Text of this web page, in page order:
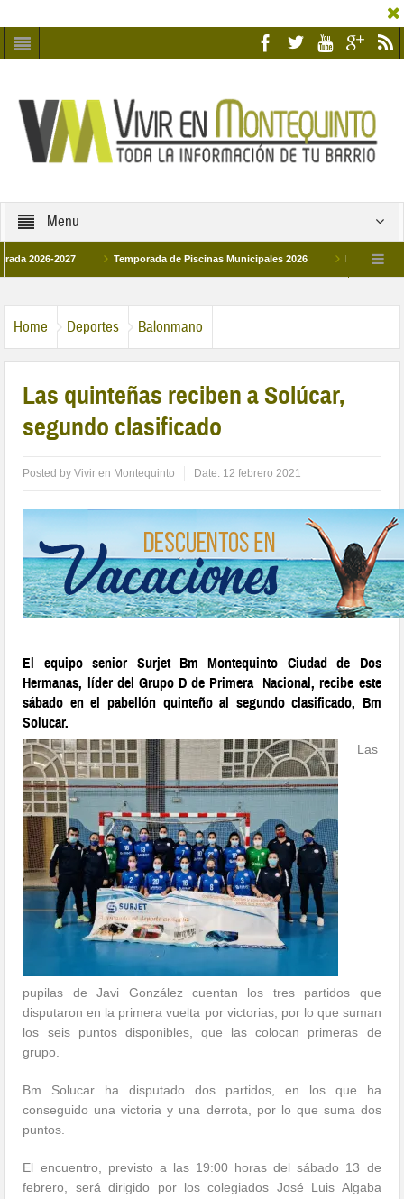
Menu
2027 Temporada de Piscinas Municipales 2026 Los Campus de
Home Deportes Balonmano
Las quinteñas reciben a Solúcar,
segundo clasificado
Posted byVivir en Montequinto Date: 12 febrero 2021
El equipo senior Surjet Bm Montequinto Ciudad de Dos
Hermanas, líder del Grupo D de Primera Nacional, recibe este
sábado en el pabellón quinteño al segundo clasificado, Bm
Solucar.
Las
pupilas de Javi González cuentan los tres partidos que
disputaron en la primera vuelta por victorias, por lo que suman
los seis puntos disponibles, que las colocan primeras de
grupo.
Bm Solucar ha disputado dos partidos, en los que ha
conseguido una victoria y una derrota, por lo que suma dos
puntos.
El encuentro, previsto a las 19:00 horas del sábado 13 de
febrero, será dirigido por los colegiados José Luis Algaba